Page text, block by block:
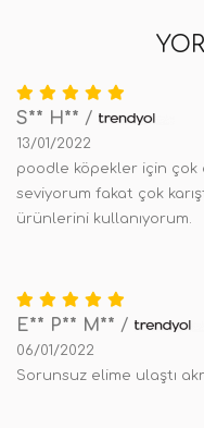
S** H** /
13/01/2022
poodle köpekler için
seviyorum fakat çok
ürünlerini kullanıyorum.
E** P** M** /
06/01/2022
Sorunsuz elime ulaştı